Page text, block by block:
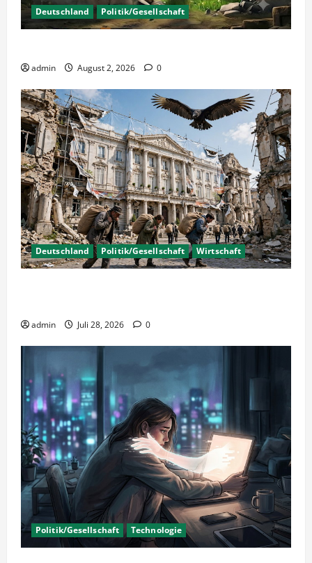
Deutschland Politik/Gesellschaft
admin August 2, 2026 0
Deutschland Politik/Gesellschaft Wirtschaft
admin Juli 28, 2026 0
Politik/Gesellschaft Technologie